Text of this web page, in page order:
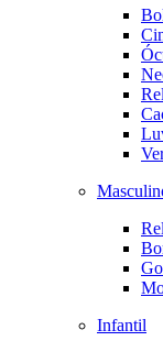
Infantil